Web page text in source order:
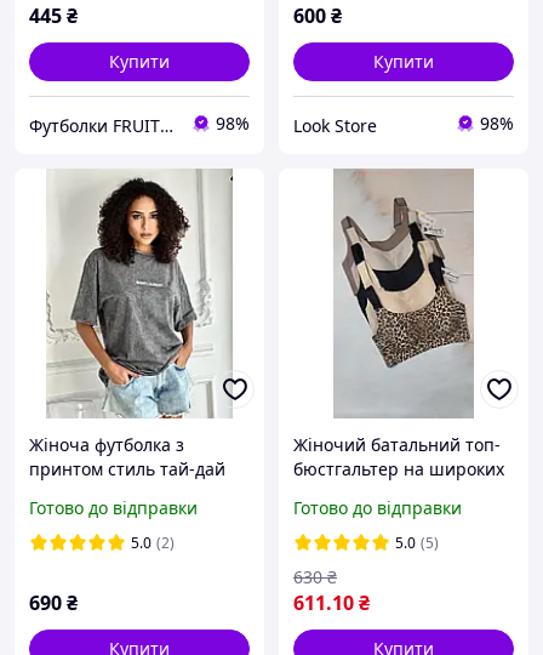
445₴
Купити
Футболки FRUIT 👕 98%
600₴
Купити
Look Store 98%
Жіноча футболка з
принтом стиль тай-дай
фабрична чудової якості
Готово до відправки
5.0 (2)
690₴
Купити
Жіночий батальний топ-
бюстгальтер на широких
мікрофібри Д . Annajolly
Готово до відправки
5.0 (5)
611.10₴
630 ₴
Купити